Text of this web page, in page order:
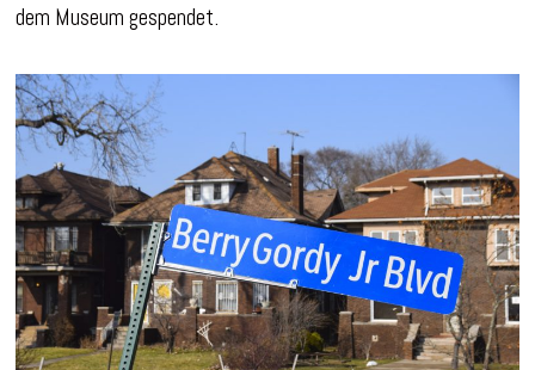
dem Museum gespendet.